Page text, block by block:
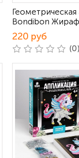
Геометрическая
Bondibon Жираф
220 руб